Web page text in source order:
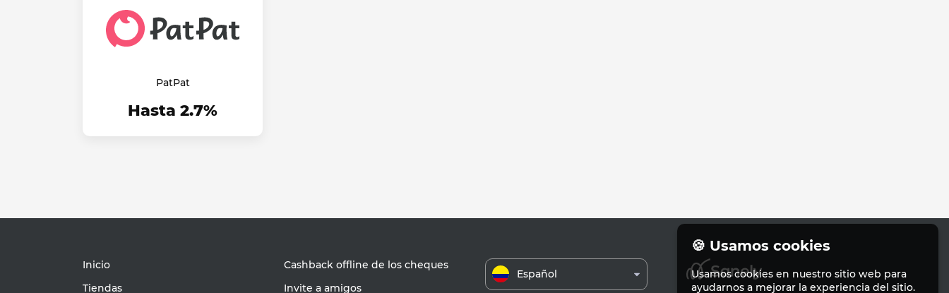
PatPat
Hasta 2.7%
Inicio
Tiendas
Cashback offline de los cheques
Invite a amigos
Español
🍪 Usamos cookies
Usamos cookies en nuestro sitio web para
ayudarnos a mejorar la experiencia del sitio.